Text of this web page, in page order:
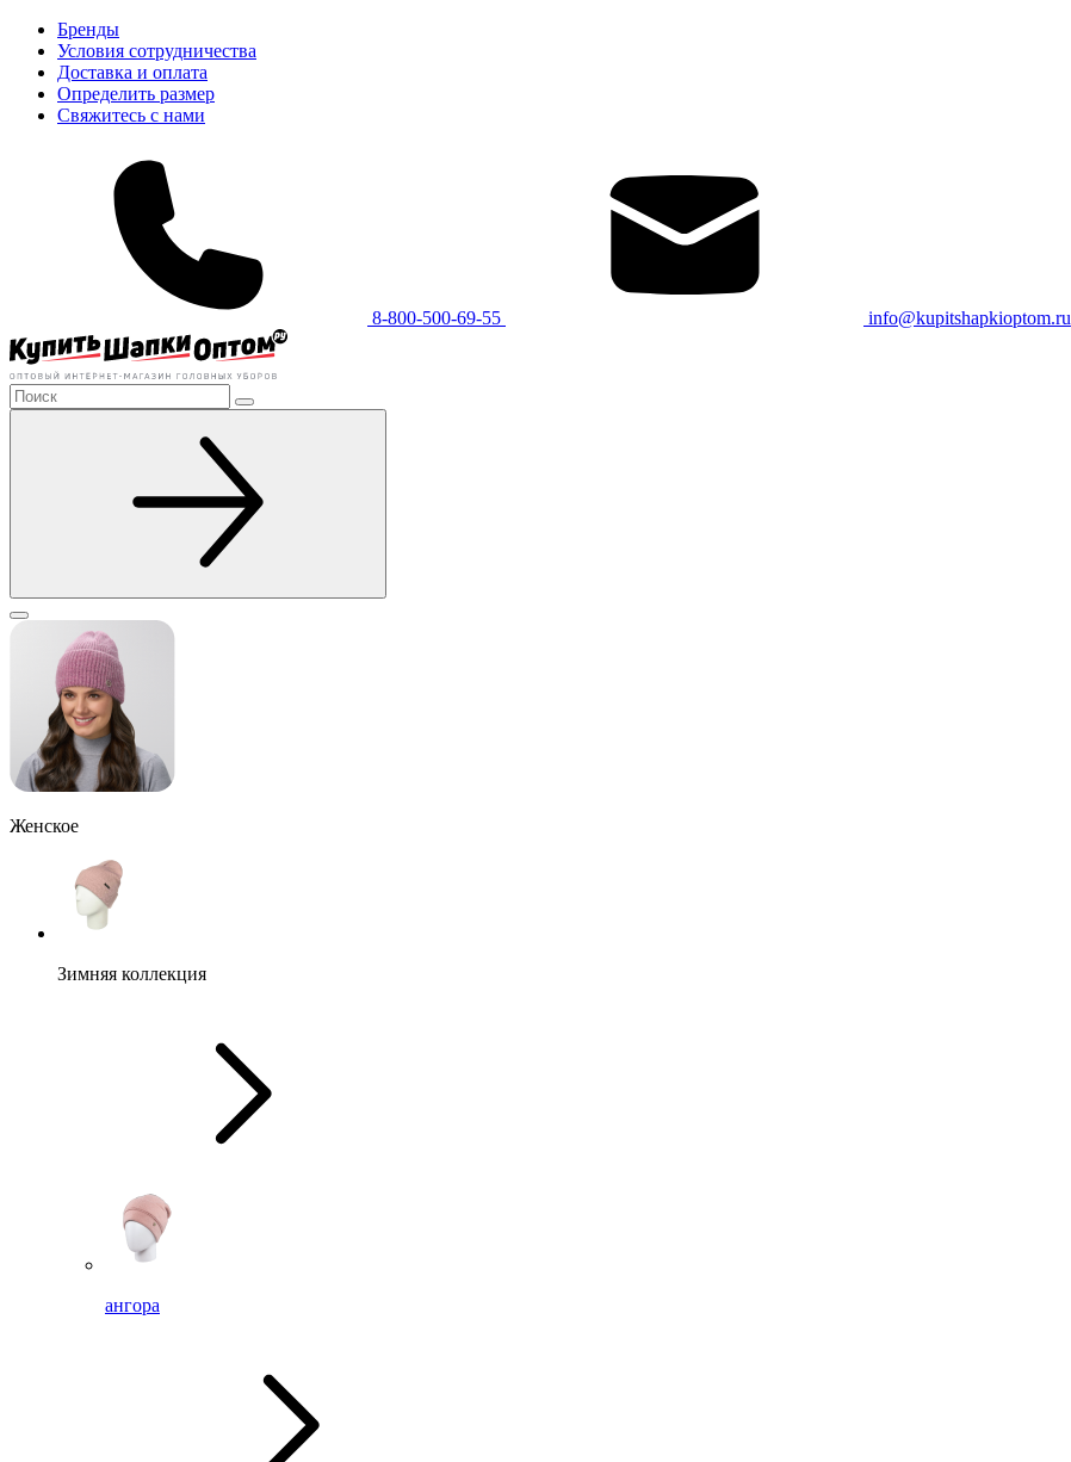
Бренды
Условия сотрудничества
Доставка и оплата
Определить размер
Свяжитесь с нами
8-800-500-69-55 info@kupitshapkioptom.ru
Женское
Зимняя коллекция
ангора